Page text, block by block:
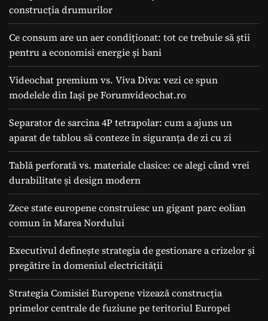
construcția drumurilor
Ce consum are un aer condiționat: tot ce trebuie să știi
pentru a economisi energie și bani
Videochat premium vs. Viva Diva: vezi ce spun
modelele din Iași pe Forumvideochat.ro
Separator de sarcina 4P tetrapolar: cum a ajuns un
aparat de tablou să conteze în siguranța de zi cu zi
Tablă perforată vs. materiale clasice: ce alegi când vrei
durabilitate și design modern
Zece state europene construiesc un gigant parc eolian
comun în Marea Nordului
Executivul definește strategia de gestionare a crizelor și
pregătire în domeniul electricității
Strategia Comisiei Europene vizează construcția
primelor centrale de fuziune pe teritoriul Europei